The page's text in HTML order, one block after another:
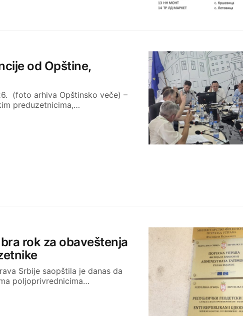
od Opštine,
(foto arhiva Opštinsko veče) –
preduzetnicima,…
rok za obaveštenja
Srbije saopštila je danas da
poljoprivrednicima…